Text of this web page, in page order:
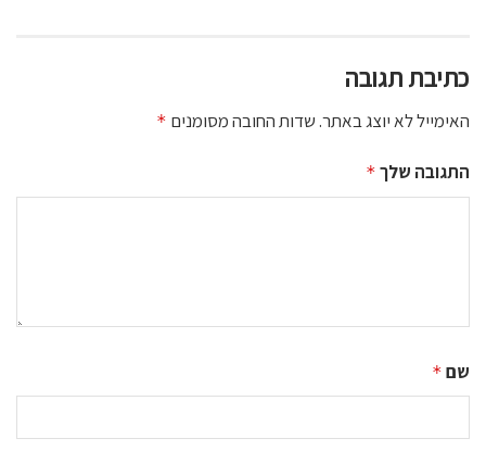
כתיבת תגובה
האימייל לא יוצג באתר.שדות החובה מסומנים *
התגובה שלך *
שם *